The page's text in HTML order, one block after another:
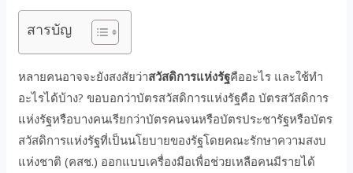
สารบัญ
หลายคนอาจจะยังสงสัยว่าสวัสดิการแห่งรัฐคืออะไร และใช้ทำ
อะไรได้บ้าง? ขอบอกว่าบัตรสวัสดิการแห่งรัฐคือ บัตรสวัสดิการ
แห่งรัฐหรือบางคนเรียกว่าบัตรคนจนหรือบัตรประชารัฐหรือบัตร
สวัสดิการแห่งรัฐที่เป็นนโยบายของรัฐโดยคณะรักษาความสงบ
แห่งชาติ (คสช.) ออกแบบเครื่องมือเพื่อช่วยเหลือคนมีรายได้